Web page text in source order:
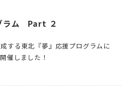
ラム Part ２
する東北『夢』応援プログラムに
催しました！